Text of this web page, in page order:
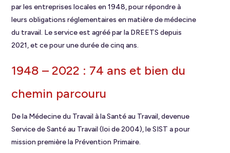
par les entreprises locales en 1948, pour répondre à
leurs obligations réglementaires en matière de médecine
du travail. Le service est agréé par la DREETS depuis
2021, et ce pour une durée de cinq ans.
1948 – 2022 : 74 ans et bien du
chemin parcouru
De la Médecine du Travail à la Santé au Travail, devenue
Service de Santé au Travail (loi de 2004), le SIST a pour
mission première la Prévention Primaire.